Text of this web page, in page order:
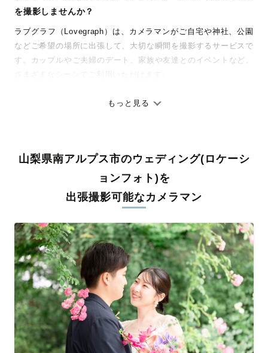
を撮影しませんか？
ラブグラフ（Lovegraph）は、カメラマンがご自宅や神社、公園
などご希望の場所に出張して、大切な瞬間を撮影するサービスで
す。カップルやご夫婦のデート、家族や友達とのイベントなど、
ありのままの空気感を大切に、何十年経っても見返したくなるよ
料金は全国どこでも一律。わかりやすく安心の価格設定です。オ
リジナルの研修と厳正な審査に合格し、撮影技術やホスピタリテ
ィを身につけたプロのカメラマンが全国47都道府県に在籍してい
ます。創業10年のノウハウを活かし、思い出に残る素敵な撮影体
丁寧なレタッチで思い出を美しく仕上げます
撮影後は、独自の編集技術で写真の明るさや色合いを丁寧に調
整。自然な雰囲気を残しつつも、おしゃれで洗練された仕上がり
に。きっと「こんな写真を撮ってほしかった！」と思える一枚に
出会えます。まずは、ラブグラフの
撮影事例をご覧ください。
もっと見る
山梨県南アルプス市のウェディング(ロケーシ
ョンフォト)を
出張撮影可能なカメラマン